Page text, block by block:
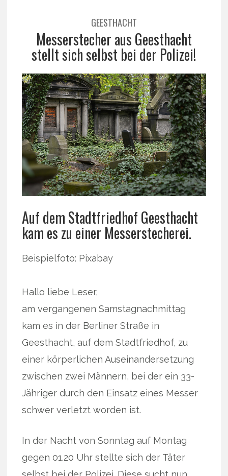
GEESTHACHT
Messerstecher aus Geesthacht
stellt sich selbst bei der Polizei!
Auf dem Stadtfriedhof Geesthacht
kam es zu einer Messerstecherei.
Beispielfoto: Pixabay
Hallo liebe Leser,
am vergangenen Samstagnachmittag
kam es in der Berliner Straße in
Geesthacht, auf dem Stadtfriedhof, zu
einer körperlichen Auseinandersetzung
zwischen zwei Männern, bei der ein 33-
Jähriger durch den Einsatz eines Messer
schwer verletzt worden ist.
In der Nacht von Sonntag auf Montag
gegen 01.20 Uhr stellte sich der Täter